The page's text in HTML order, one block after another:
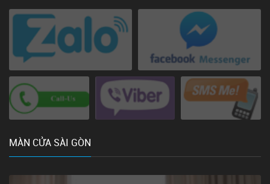
MÀN CỬA SÀI GÒN